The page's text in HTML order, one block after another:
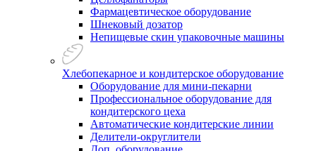
Фармацевтическое оборудование
Шнековый дозатор
Непищевые скин упаковочные машины
Хлебопекарное и кондитерское оборудование
Оборудование для мини-пекарни
Профессиональное оборудование для
кондитерского цеха
Автоматические кондитерские линии
Делители-округлители